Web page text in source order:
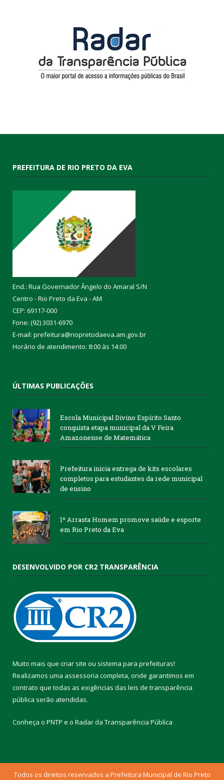
PREFEITURA DE RIO PRETO DA EVA
End.: Rua Governador Ângelo do Amaral S/N
Centro - Rio Preto da Eva - AM
CEP: 69117-000
Fone: (92) 3031-6970
E-mail: prefeitura@riopretodaeva.am.gov.br
Horário de atendimento: 8:00 às 14:00
ÚLTIMAS PUBLICAÇÕES
Escola Municipal Divino Espírito Santo
conquista etapa municipal da V Feira
Amazonense de Matemática
Prefeitura inicia entrega de kits escolares
completos para estudantes da rede municipal
de ensino
1º Arrasta Homem promove saúde e esporte
em Rio Preto da Eva
DESENVOLVIDO POR CR2 TRANSPARÊNCIA
Muito mais que criar site ou sistema para prefeituras!
Realizamos uma assessoria completa, onde garantimos em
contrato que todas as exigências das leis de transparência
pública serão atendidas.
Conheça o PNTP e o Radar da Transparência Pública
Todos os direitos reservados a Prefeitura Municipal de Rio Preto